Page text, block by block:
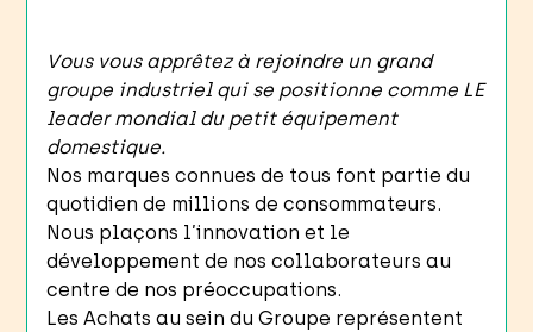
Vous vous apprêtez à rejoindre un grand
groupe industriel qui se positionne comme LE
leader mondial du petit équipement
domestique.
Nos marques connues de tous font partie du
quotidien de millions de consommateurs.
Nous plaçons l’innovation et le
développement de nos collaborateurs au
centre de nos préoccupations.
Les Achats au sein du Groupe représentent